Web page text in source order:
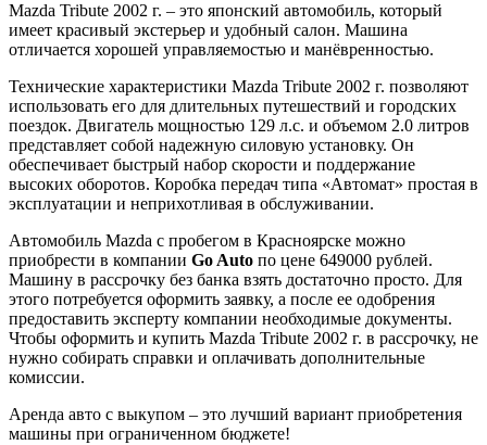
Mazda Tribute 2002 г. – это японский автомобиль, который
имеет красивый экстерьер и удобный салон. Машина
отличается хорошей управляемостью и манёвренностью.
Технические характеристики Mazda Tribute 2002 г. позволяют
использовать его для длительных путешествий и городских
поездок. Двигатель мощностью 129 л.с. и объемом 2.0 литров
представляет собой надежную силовую установку. Он
обеспечивает быстрый набор скорости и поддержание
высоких оборотов. Коробка передач типа «Автомат» простая в
эксплуатации и неприхотливая в обслуживании.
Автомобиль Mazda с пробегом в Красноярске можно
приобрести в компании Go Auto по цене 649000 рублей.
Машину в рассрочку без банка взять достаточно просто. Для
этого потребуется оформить заявку, а после ее одобрения
предоставить эксперту компании необходимые документы.
Чтобы оформить и купить Mazda Tribute 2002 г. в рассрочку, не
нужно собирать справки и оплачивать дополнительные
комиссии.
Аренда авто с выкупом – это лучший вариант приобретения
машины при ограниченном бюджете!